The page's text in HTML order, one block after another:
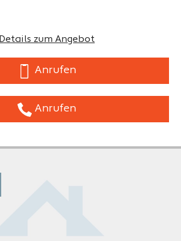
Details zum Angebot
Anrufen
Anrufen